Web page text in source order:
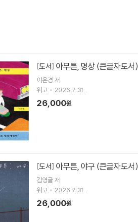
[도서] 아무튼, 명상 (큰글자도서)
이은경 저
위고
2026.7.31.
26,000원
[도서] 아무튼, 야구 (큰글자도서)
김영글저
위고
2026.7.31.
26,000원